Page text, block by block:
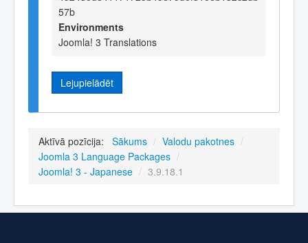
57b
Environments
Joomla! 3 Translations
Lejupielādēt
Aktīvā pozīcija: Sākums / Valodu pakotnes /
Joomla 3 Language Packages /
Joomla! 3 - Japanese / 3.9.18.1